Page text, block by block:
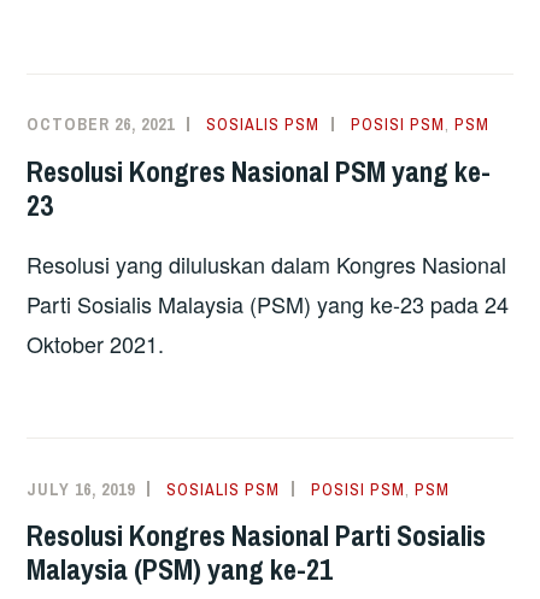
OCTOBER 26, 2021 SOSIALIS PSM POSISI PSM,PSM
Resolusi Kongres Nasional PSM yang ke-
23
Resolusi yang diluluskan dalam Kongres Nasional
Parti Sosialis Malaysia (PSM) yang ke-23 pada 24
Oktober 2021.
JULY 16, 2019 SOSIALIS PSM POSISI PSM,PSM
Resolusi Kongres Nasional Parti Sosialis
Malaysia (PSM) yang ke-21